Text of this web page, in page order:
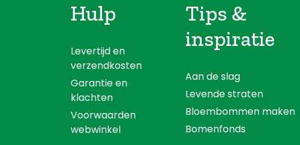
Hulp
Levertijd en
verzendkosten
Garantie en
klachten
Voorwaarden
webwinkel
Tips &
inspiratie
Aan de slag
Levende straten
Bloembommen maken
Bomenfonds